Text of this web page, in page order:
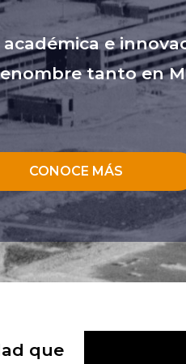
e
tanto en
CONOCE MÁS
que